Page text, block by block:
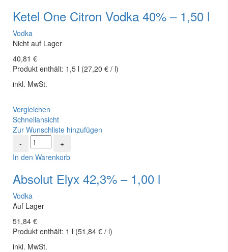
Ketel One Citron Vodka 40% – 1,50 l
Vodka
Nicht auf Lager
40,81 €
Produkt enthält: 1,5 l (27,20 € / l)
inkl. MwSt.
Vergleichen
Schnellansicht
Zur Wunschliste hinzufügen
In den Warenkorb
Absolut Elyx 42,3% – 1,00 l
Vodka
Auf Lager
51,84 €
Produkt enthält: 1 l (51,84 € / l)
inkl. MwSt.